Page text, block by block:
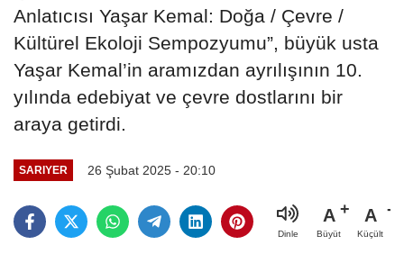
Anlatıcısı Yaşar Kemal: Doğa / Çevre /
Kültürel Ekoloji Sempozyumu”, büyük usta
Yaşar Kemal’in aramızdan ayrılışının 10.
yılında edebiyat ve çevre dostlarını bir
araya getirdi.
SARIYER 26 Şubat 2025 - 20:10
Dinle
A
Büyüt
A
Küçült